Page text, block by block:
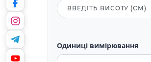
Одиниці вимірювання